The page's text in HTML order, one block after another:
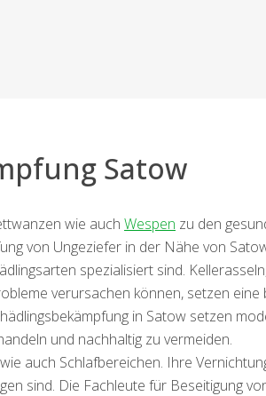
Satow
wie auch Wespen zu den
von Ungeziefer in der Nähe von
spezialisiert sind.
verursachen können, setzen
in Satow setzen
und nachhaltig zu vermeiden.
auch Schlafbereichen. Ihre
sind. Die Fachleute für Beseitigung